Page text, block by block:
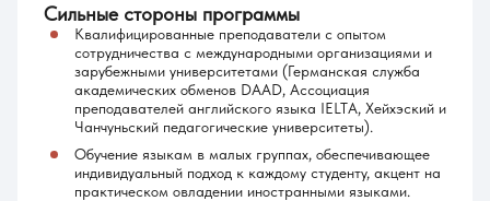
Сильные стороны программы
Квалифицированные преподаватели с опытом
сотрудничества с международными организациями и
зарубежными университетами (Германская служба
академических обменов DAAD, Ассоциация
преподавателей английского языка IELTA, Хейхэский и
Чанчуньский педагогические университеты).
Обучение языкам в малых группах, обеспечивающее
индивидуальный подход к каждому студенту, акцент на
практическом овладении иностранными языками.